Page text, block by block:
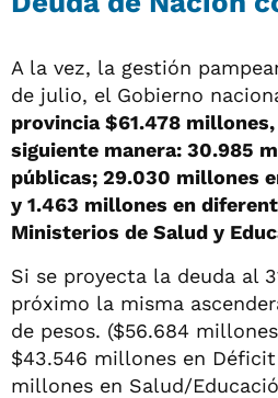
A la vez, la gestión
de julio, el Gobierno
provincia $61.478
siguiente manera: 30.985
públicas; 29.030 millones
y 1.463 millones en
Ministerios de Salud y
Si se proyecta la deuda al
próximo la misma
de pesos. ($56.684
$43.546 millones en Déficit
millones en Salud/